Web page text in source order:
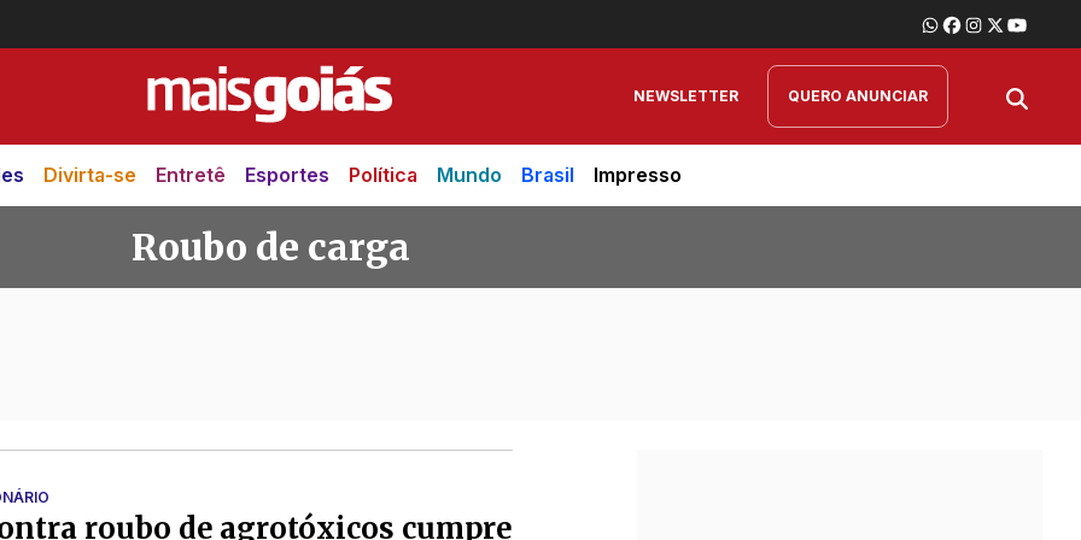
NEWSLETTER QUERO ANUNCIAR
Divirta-se Entretê Esportes Política Mundo Brasil Impresso
Roubo de carga
roubo de agrotóxicos cumpre